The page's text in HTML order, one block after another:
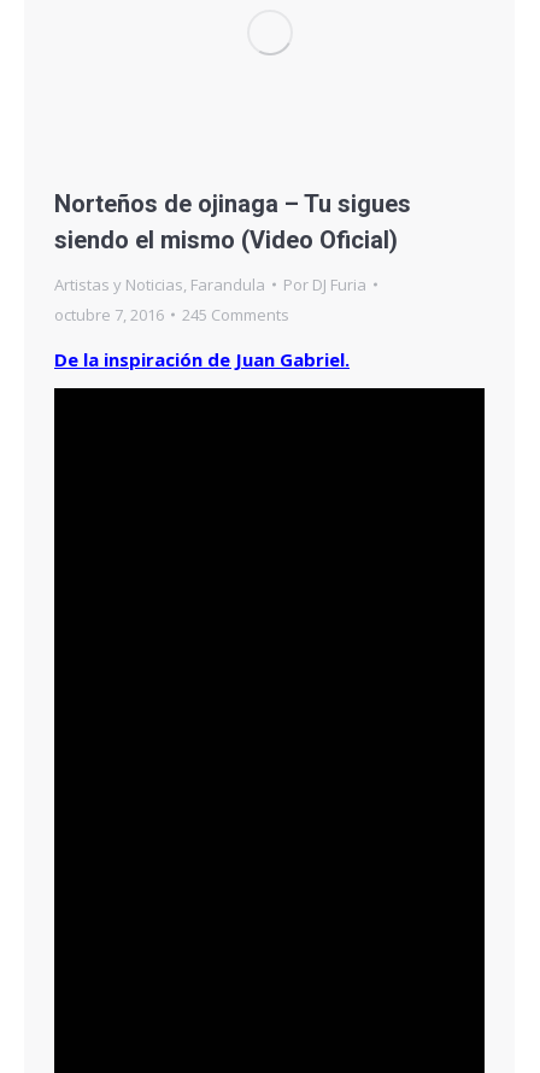
Norteños de ojinaga – Tu sigues
siendo el mismo (Video Oficial)
Artistas y Noticias, Farandula Por DJ Furia
octubre 7, 2016
245 Comments
De la inspiración de Juan Gabriel.